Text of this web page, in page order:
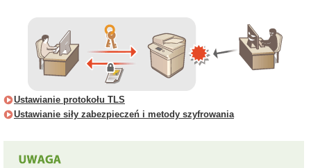
Ustawianie protokołu TLS
Ustawianie siły zabezpieczeń i metody szyfrowania